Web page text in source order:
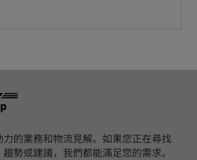
的業務和物流見解。如果您正在尋找
勢或建議，我們都能滿足您的需求。